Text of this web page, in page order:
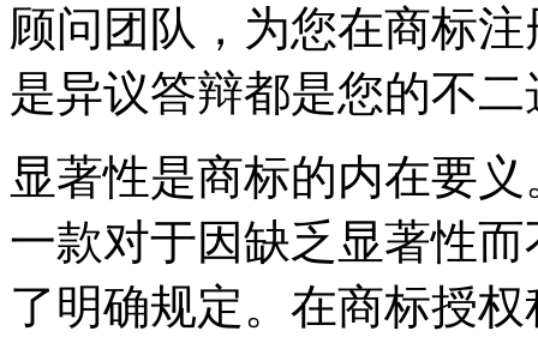
顾问团队，为您在商标
是异议答辩都是您的不二
显著性是商标的内在要
一款对于因缺乏显著性
了明确规定。在商标授